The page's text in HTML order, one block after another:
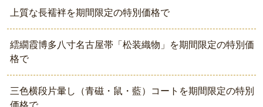
上質な長襦袢を期間限定の特別価格で
繧繝霞博多八寸名古屋帯「松装織物」を期間限定の特別価
格で
三色横段片暈し（青磁・鼠・藍）コートを期間限定の特別